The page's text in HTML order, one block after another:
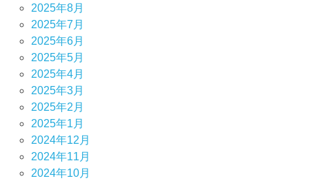
2025年8月
2025年7月
2025年6月
2025年5月
2025年4月
2025年3月
2025年2月
2025年1月
2024年12月
2024年11月
2024年10月